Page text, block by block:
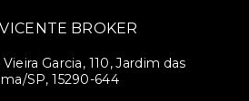
BROKER
Garcia, 110, Jardim das
SP, 15290-644